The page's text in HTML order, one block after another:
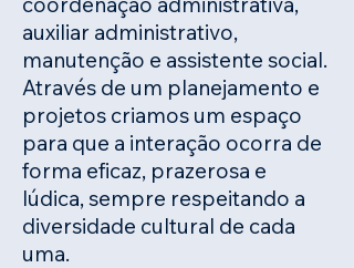
auxiliar administrativo,
manutenção e assistente social.
Através de um planejamento e
projetos criamos um espaço
para que a interação ocorra de
forma eficaz, prazerosa e
lúdica, sempre respeitando a
diversidade cultural de cada
uma.